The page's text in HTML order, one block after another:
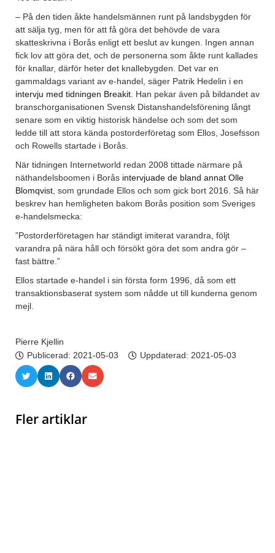
– På den tiden åkte handelsmännen runt på landsbygden för
att sälja tyg, men för att få göra det behövde de vara
skatteskrivna i Borås enligt ett beslut av kungen. Ingen annan
fick lov att göra det, och de personerna som åkte runt kallades
för knallar, därför heter det knallebygden. Det var en
gammaldags variant av e-handel, säger Patrik Hedelin i en
intervju med tidningen Breakit. Han pekar även på bildandet av
branschorganisationen Svensk Distanshandelsförening långt
senare som en viktig historisk händelse och som det som
ledde till att stora kända postorderföretag som Ellos, Josefsson
och Rowells startade i Borås.
När tidningen Internetworld redan 2008 tittade närmare på
näthandelsboomen i Borås intervjuade de bland annat Olle
Blomqvist , som grundade Ellos och som gick bort 2016. Så här
beskrev han hemligheten bakom Borås position som Sveriges
e-handelsmecka:
”Postorderföretagen har ständigt imiterat varandra, följt
varandra på nära håll och försökt göra det som andra gör –
fast bättre.”
Ellos startade e-handel i sin första form 1996, då som ett
transaktionsbaserat system som nådde ut till kunderna genom
mejl.
Pierre Kjellin
Publicerad: 2021-05-03 Uppdaterad: 2021-05-03
Fler artiklar